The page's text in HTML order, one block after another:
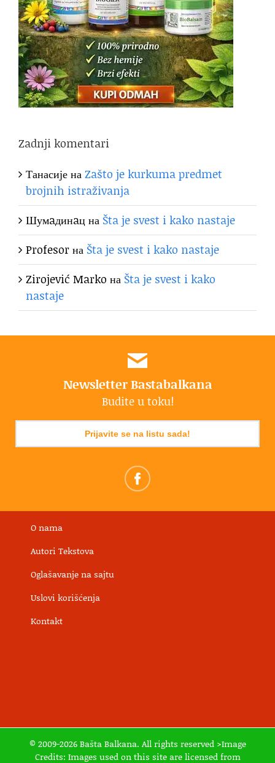
Zadnji komentari
ТанасијенаZašto je kurkuma predmet
brojnih istraživanja
Шумaдинaцна Šta je svest i kako nastaje
Profesorна Šta je svest i kako nastaje
Zirojević Marko на Šta je svest i kako
nastaje
Newsletter Bastabalkana
Budite u toku!
Prijavite se na listu sada!
O nama
Autori Tekstova
Oglašavanje na sajtu
Uslovi korišćenja
Kontakt
© 2009-2026 Bašta Balkana. All rights reserved >Image
Credits: Images used on this site are licensed from